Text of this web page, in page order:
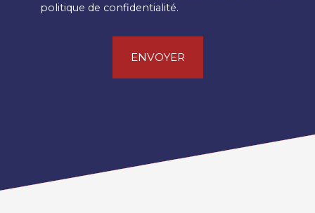
politique de confidentialité.
ENVOYER